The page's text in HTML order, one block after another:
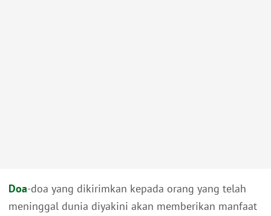
Doa-doa yang dikirimkan kepada orang yang telah
meninggal dunia diyakini akan memberikan manfaat